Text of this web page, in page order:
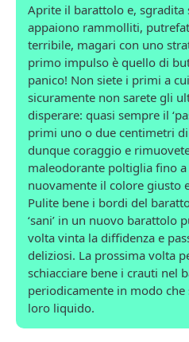
Aprite il barattolo e, sgradita
appaiono rammolliti,
terribile, magari con uno
primo impulso è quello di
panico! Non siete i primi a
sicuramente non sarete gli
disperare: quasi sempre il
primi uno o due centimetri
dunque coraggio e
maleodorante poltiglia fino
nuovamente il colore giusto
Pulite bene i bordi del
‘sani’ in un nuovo barattolo
volta vinta la diffidenza e
deliziosi. La prossima volta
schiacciare bene i crauti nel
periodicamente in modo
loro liquido.